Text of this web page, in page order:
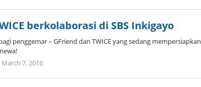
berkolaborasi di SBS Inkigayo
penggemar – GFriend dan TWICE yang sedang mempersiapkan
March 7, 2016by